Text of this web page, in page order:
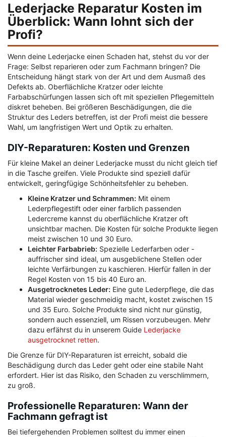
Lederjacke Reparatur Kosten im
Überblick: Wann lohnt sich der
Profi?
Wenn deine Lederjacke einen Schaden hat, stehst du vor der
Frage: Selbst reparieren oder zum Fachmann bringen? Die
Entscheidung hängt stark von der Art und dem Ausmaß des
Defekts ab. Oberflächliche Kratzer oder leichte
Farbabschürfungen lassen sich oft mit speziellen Pflegemitteln
diskret beheben. Bei größeren Beschädigungen, die die
Struktur des Leders betreffen, ist der Profi meist die bessere
Wahl, um langfristigen Wert und Optik zu erhalten.
DIY-Reparaturen: Kosten und Grenzen
Für kleine Makel an deiner Lederjacke musst du nicht gleich tief
in die Tasche greifen. Viele Produkte sind speziell dafür
entwickelt, geringfügige Schönheitsfehler zu beheben.
Kleine Kratzer und Schrammen: Mit einem
Lederpflegestift oder einer farblich passenden
Ledercreme kannst du oberflächliche Kratzer oft
unsichtbar machen. Die Kosten für solche Produkte liegen
meist zwischen 10 und 30 Euro.
Leichter Farbabrieb: Spezielle Lederfarben oder -
auffrischer sind ideal, um ausgeblichene Stellen oder
leichte Verfärbungen zu kaschieren. Hierfür fallen in der
Regel Kosten von 15 bis 40 Euro an.
Ausgetrocknetes Leder: Eine gute Lederpflege, die das
Material wieder geschmeidig macht, kostet zwischen 15
und 35 Euro. Solche Produkte sind nicht nur günstig,
sondern auch essenziell, um Rissen vorzubeugen. Mehr
dazu erfährst du in unserem Guide Lederjacke
ausgetrocknet retten.
Die Grenze für DIY-Reparaturen ist erreicht, sobald die
Beschädigung durch das Leder geht oder eine stabile Naht
erfordert. Hier ist das Risiko, den Schaden zu verschlimmern,
zu groß.
Professionelle Reparaturen: Wann der
Fachmann gefragt ist
Bei tiefergehenden Problemen solltest du immer einen